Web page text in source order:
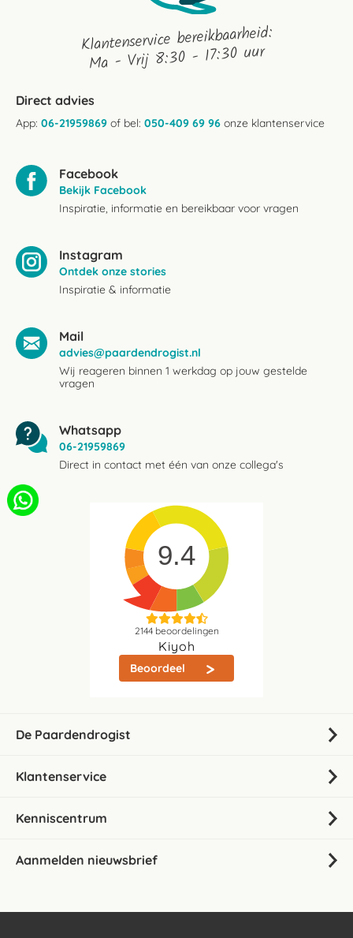
Klantenservice bereikbaarheid:
Ma - Vrij 8:30 - 17:30 uur
Direct advies
App: 06-21959869 of bel: 050-409 69 96 onze klantenservice
Facebook
Bekijk Facebook
Inspiratie, informatie en bereikbaar voor vragen
Instagram
Ontdek onze stories
Inspiratie & informatie
Mail
advies@paardendrogist.nl
Wij reageren binnen 1 werkdag op jouw gestelde
vragen
Whatsapp
06-21959869
Direct in contact met één van onze collega's
9.4
2144beoordelingen
Kiyoh
Beoordeel
De Paardendrogist
Klantenservice
Kenniscentrum
Aanmelden nieuwsbrief